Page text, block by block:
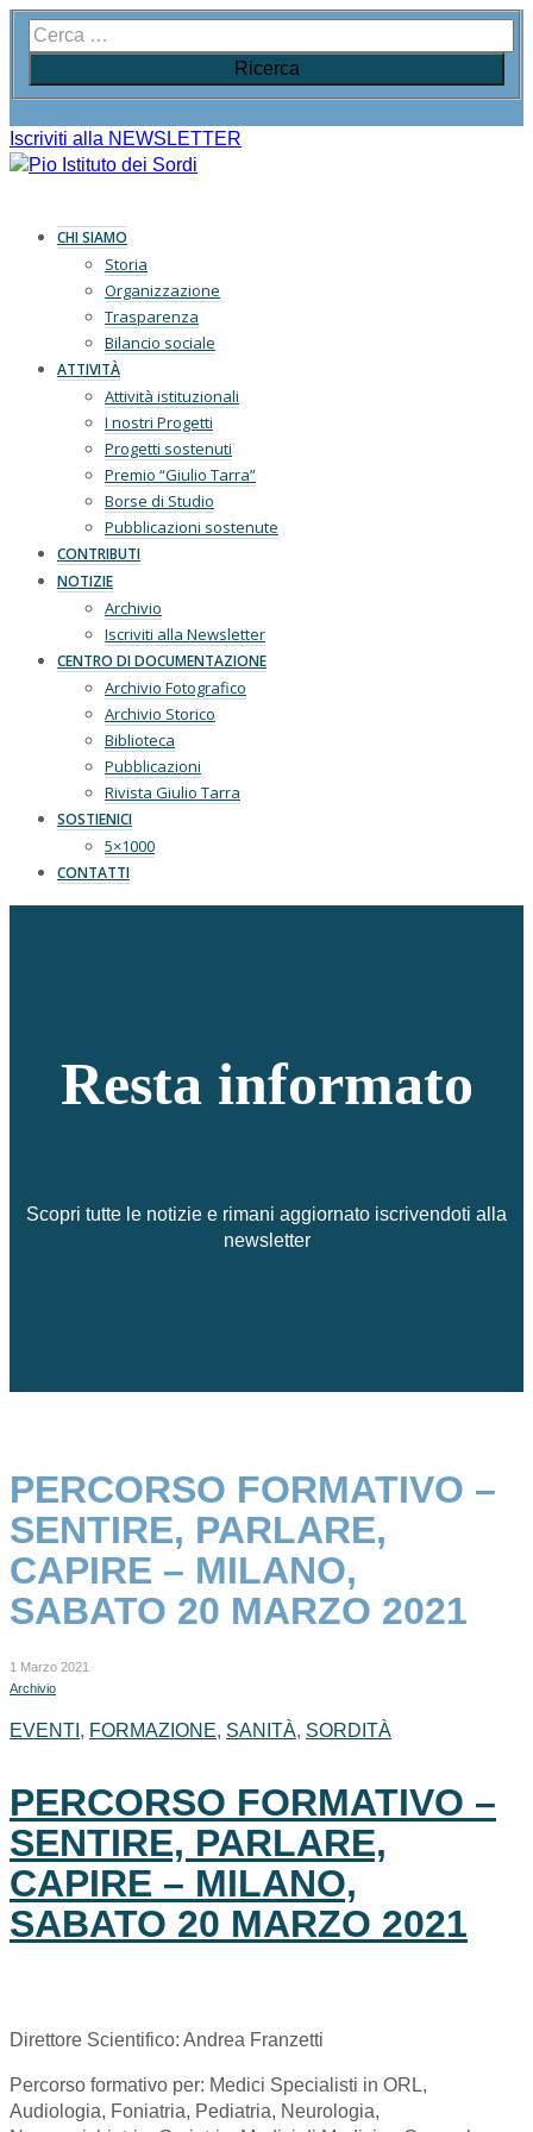
Iscriviti alla NEWSLETTER
CHI SIAMO
Storia
Organizzazione
Trasparenza
Bilancio sociale
ATTIVITÀ
Attività istituzionali
I nostri Progetti
Progetti sostenuti
Premio “Giulio Tarra”
Borse di Studio
Pubblicazioni sostenute
CONTRIBUTI
NOTIZIE
Archivio
Iscriviti alla Newsletter
CENTRO DI DOCUMENTAZIONE
Archivio Fotografico
Archivio Storico
Biblioteca
Pubblicazioni
Rivista Giulio Tarra
SOSTIENICI
5×1000
CONTATTI
Resta informato
Scopri tutte le notizie e rimani aggiornato iscrivendoti alla
newsletter
PERCORSO FORMATIVO –
SENTIRE, PARLARE,
CAPIRE – MILANO,
SABATO 20 MARZO 2021
1 Marzo 2021
Archivio
EVENTI , FORMAZIONE, SANITÀ, SORDITÀ
PERCORSO FORMATIVO –
SENTIRE, PARLARE,
CAPIRE – MILANO,
SABATO 20 MARZO 2021
Direttore Scientifico: Andrea Franzetti
Percorso formativo per: Medici Specialisti in ORL,
Audiologia, Foniatria, Pediatria, Neurologia,